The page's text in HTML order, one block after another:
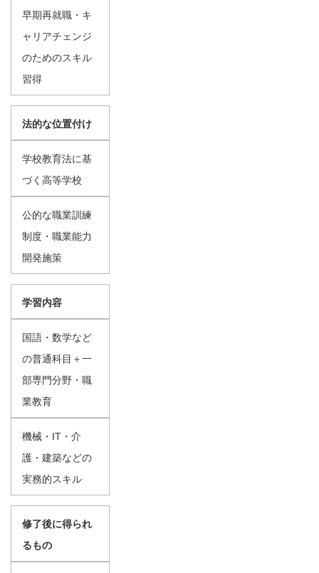
早期再就職・キ
ャリアチェンジ
のためのスキル
習得
法的な位置付け
学校教育法に基
づく高等学校
公的な職業訓練
制度・職業能力
開発施策
学習内容
国語・数学など
の普通科目＋一
部専門分野・職
業教育
機械・IT・介
護・建築などの
実務的スキル
修了後に得られ
るもの